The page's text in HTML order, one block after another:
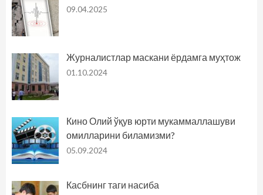
09.04.2025
Журналистлар маскани ёрдамга муҳтож
01.10.2024
Кино Олий ўқув юрти мукаммаллашуви
омилларини биламизми?
05.09.2024
Касбнинг таги насиба